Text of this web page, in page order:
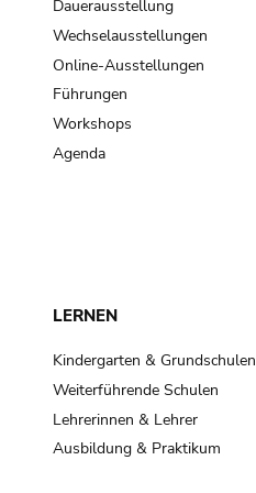
Dauerausstellung
Wechselausstellungen
Online-Ausstellungen
Führungen
Workshops
Agenda
LERNEN
Kindergarten & Grundschulen
Weiterführende Schulen
Lehrerinnen & Lehrer
Ausbildung & Praktikum